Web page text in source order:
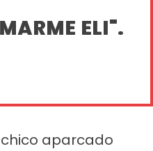
ELI".
chico aparcado